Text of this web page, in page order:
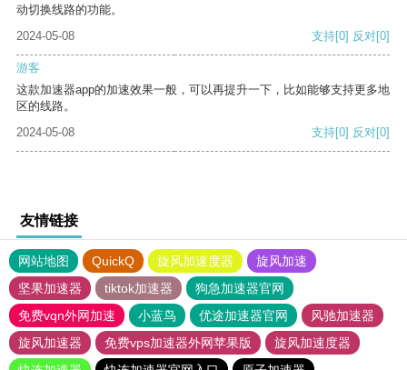
动切换线路的功能。
2024-05-08
支持[0] 反对[0]
游客
这款加速器app的加速效果一般，可以再提升一下，比如能够支持更多地
区的线路。
2024-05-08
支持[0] 反对[0]
友情链接
网站地图 QuickQ 旋风加速度器
旋风加速
坚果加速器
tiktok加速器
狗急加速器官网
免费vqn外网加速
小蓝鸟 优途加速器官网
风驰加速器
旋风加速器
免费vps加速器外网苹果版
旋风加速度器